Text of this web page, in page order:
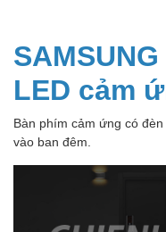
LED cảm
Bàn phím cảm ứng có
vào ban đêm.